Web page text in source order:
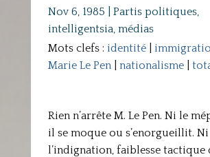
Nov 6, 1985
Partis politiques,
intelligentsia, médias
Mots clefs : identité|
Marie Le Pen| nationalisme|
Rien n’arrête M. Le Pen. Ni le
il se moque ou s’enorgueillit. Ni
l’indignation, faiblesse tactique